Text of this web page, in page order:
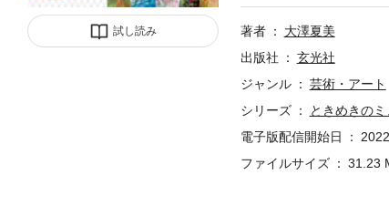
試し読み
るとより愛着がわく「物
報や、豆知識なども掲載。
著者
大澤夏美
出版社
玄光社
ジャンル
芸術・アート
シリーズ
ときめきの
電子版配信開始日
ファイルサイズ
31.23